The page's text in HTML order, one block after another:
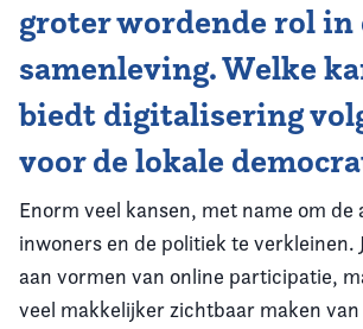
groter wordende rol in
samenleving. Welke
biedt digitalisering
voor de lokale
Enorm veel kansen, met name om de
inwoners en de politiek te verkleinen.
aan vormen van online participatie,
veel makkelijker zichtbaar maken